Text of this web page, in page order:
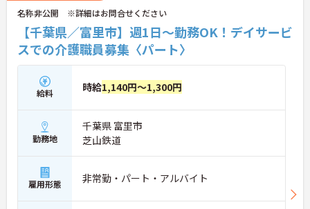
名称非公開 ※詳細はお問合せください
【千葉県／富里市】週1日～勤務OK！デイサービ
スでの介護職員募集〈パート〉
給料 時給1,140円～1,300円
勤務地
千葉県 富里市
芝山鉄道
雇用形態 非常勤・パート・アルバイト